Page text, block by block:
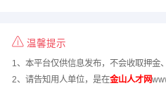
温馨提示
1、本平台仅供信息发布，不会收取押金
2、请告知用人单位，是在金山人才网